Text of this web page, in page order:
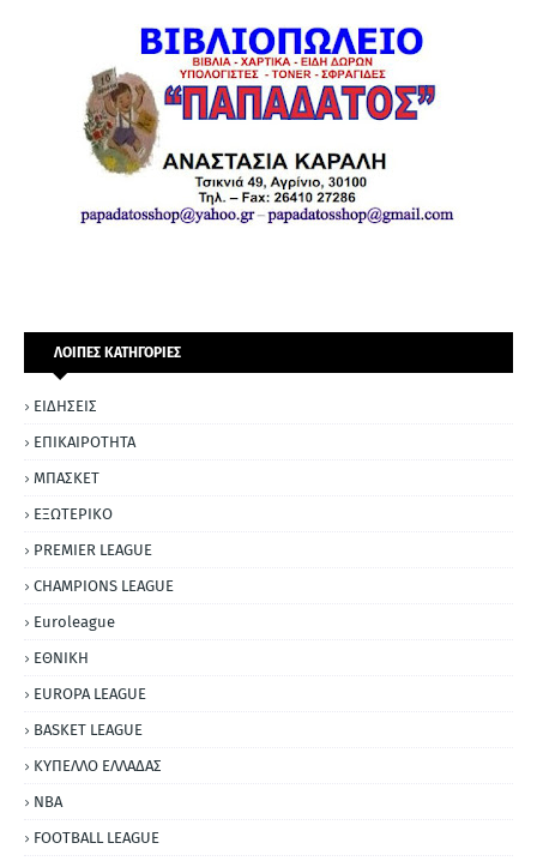
ΛΟΙΠΕΣ ΚΑΤΗΓΟΡΙΕΣ
ΕΙΔΗΣΕΙΣ
ΕΠΙΚΑΙΡΟΤΗΤΑ
ΜΠΑΣΚΕΤ
ΕΞΩΤΕΡΙΚΟ
PREMIER LEAGUE
CHAMPIONS LEAGUE
Euroleague
ΕΘΝΙΚΗ
EUROPA LEAGUE
BASKET LEAGUE
ΚΥΠΕΛΛΟ ΕΛΛΑΔΑΣ
NBA
FOOTBALL LEAGUE